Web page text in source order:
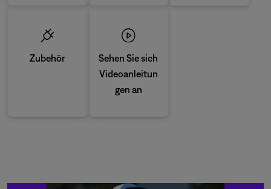
Zubehör
Sehen Sie sich
Videoanleitun
gen an